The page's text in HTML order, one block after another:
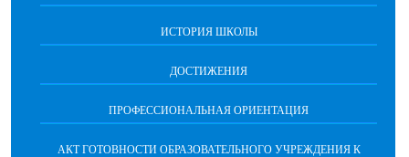
ИСТОРИЯ ШКОЛЫ
ДОСТИЖЕНИЯ
ПРОФЕССИОНАЛЬНАЯ ОРИЕНТАЦИЯ
АКТ ГОТОВНОСТИ ОБРАЗОВАТЕЛЬНОГО УЧРЕЖДЕНИЯ К